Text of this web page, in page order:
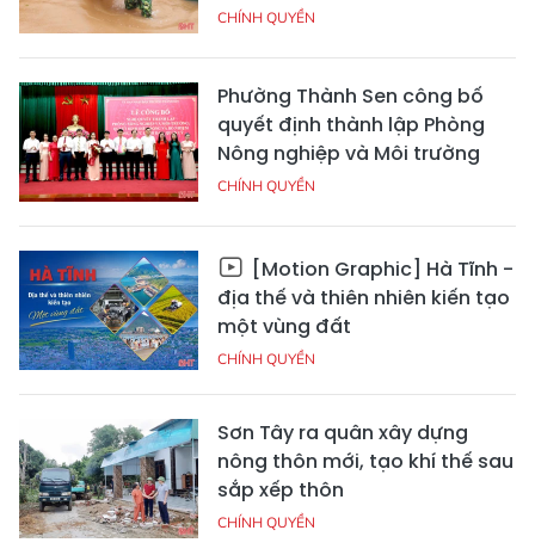
CHÍNH QUYỀN
Phường Thành Sen công bố
quyết định thành lập Phòng
Nông nghiệp và Môi trường
CHÍNH QUYỀN
[Motion Graphic] Hà Tĩnh -
địa thế và thiên nhiên kiến tạo
một vùng đất
CHÍNH QUYỀN
Sơn Tây ra quân xây dựng
nông thôn mới, tạo khí thế sau
sắp xếp thôn
CHÍNH QUYỀN